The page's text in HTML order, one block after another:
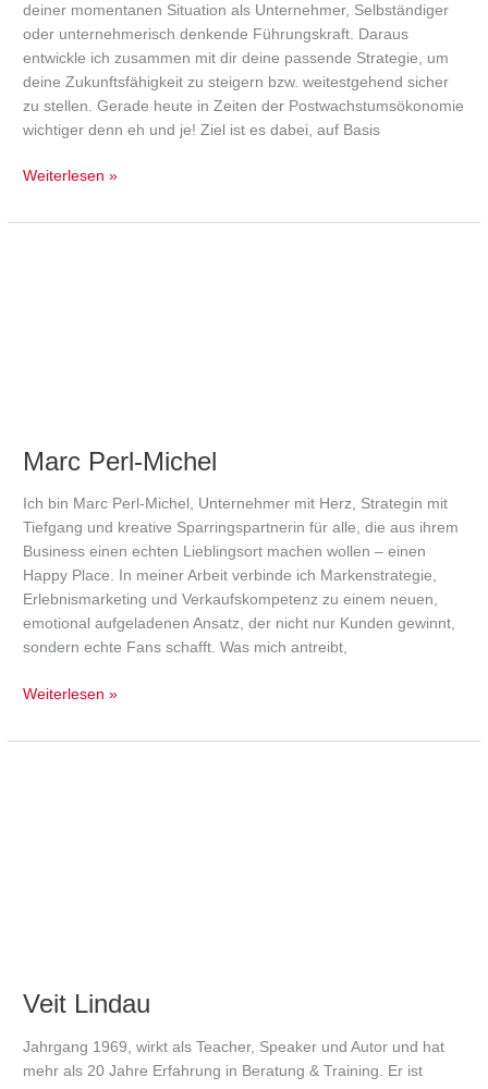
deiner momentanen Situation als Unternehmer, Selbständiger
oder unternehmerisch denkende Führungskraft. Daraus
entwickle ich zusammen mit dir deine passende Strategie, um
deine Zukunftsfähigkeit zu steigern bzw. weitestgehend sicher
zu stellen. Gerade heute in Zeiten der Postwachstumsökonomie
wichtiger denn eh und je! Ziel ist es dabei, auf Basis
Weiterlesen »
Marc Perl-Michel
Ich bin Marc Perl-Michel, Unternehmer mit Herz, Strategin mit
Tiefgang und kreative Sparringspartnerin für alle, die aus ihrem
Business einen echten Lieblingsort machen wollen – einen
Happy Place. In meiner Arbeit verbinde ich Markenstrategie,
Erlebnismarketing und Verkaufskompetenz zu einem neuen,
emotional aufgeladenen Ansatz, der nicht nur Kunden gewinnt,
sondern echte Fans schafft. Was mich antreibt,
Weiterlesen »
Veit Lindau
Jahrgang 1969, wirkt als Teacher, Speaker und Autor und hat
mehr als 20 Jahre Erfahrung in Beratung & Training. Er ist